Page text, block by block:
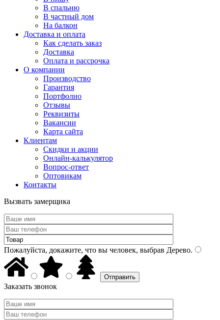
В спальню
В частный дом
На балкон
Доставка и оплата
Как сделать заказ
Доставка
Оплата и рассрочка
О компании
Производство
Гарантия
Портфолио
Отзывы
Реквизиты
Вакансии
Карта сайта
Клиентам
Скидки и акции
Онлайн-калькулятор
Вопрос-ответ
Оптовикам
Контакты
Вызвать замерщика
Пожалуйста, докажите, что вы человек, выбрав Дерево.
Заказать звонок